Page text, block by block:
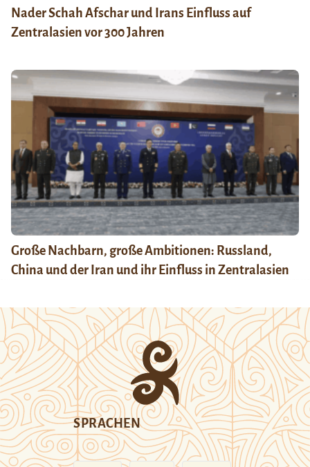
Nader Schah Afschar und Irans Einfluss auf
Zentralasien vor 300 Jahren
Große Nachbarn, große Ambitionen: Russland,
China und der Iran und ihr Einfluss in Zentralasien
SPRACHEN